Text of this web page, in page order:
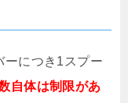
ーにつき1スプー
自体は制限があ